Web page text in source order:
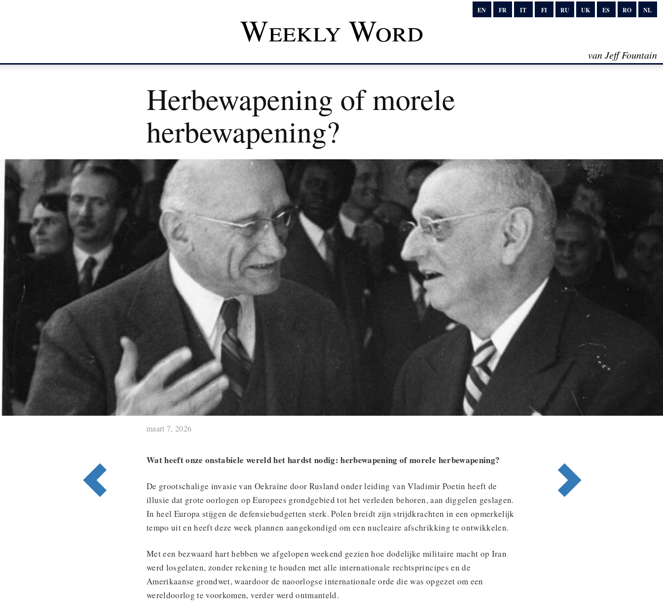
EN FR IT FI RU UK ES RO NL
Weekly Word
van Jeff Fountain
Herbewapening of morele
herbewapening?
maart 7, 2026
Wat heeft onze onstabiele wereld het hardst nodig: herbewapening of morele herbewapening?
De grootschalige invasie van Oekraïne door Rusland onder leiding van Vladimir Poetin heeft de
illusie dat grote oorlogen op Europees grondgebied tot het verleden behoren, aan diggelen geslagen.
In heel Europa stijgen de defensiebudgetten sterk. Polen breidt zijn strijdkrachten in een opmerkelijk
tempo uit en heeft deze week plannen aangekondigd om een nucleaire afschrikking te ontwikkelen.
Met een bezwaard hart hebben we afgelopen weekend gezien hoe dodelijke militaire macht op Iran
werd losgelaten, zonder rekening te houden met alle internationale rechtsprincipes en de
Amerikaanse grondwet, waardoor de naoorlogse internationale orde die was opgezet om een
wereldoorlog te voorkomen, verder werd ontmanteld.